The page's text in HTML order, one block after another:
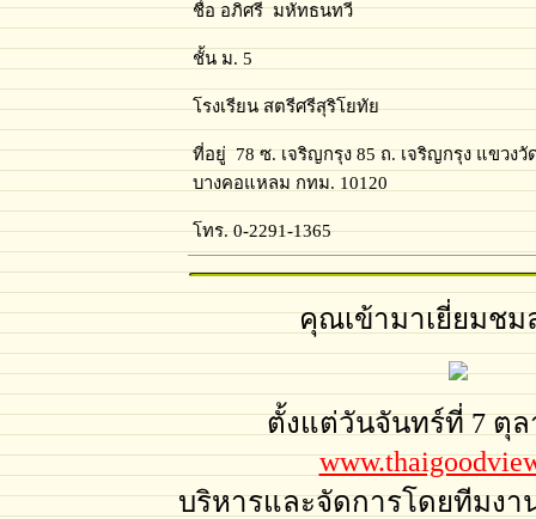
ชื่อ อภิศรี มหัทธนทวี
ชั้น ม. 5
โรงเรียน สตรีศรีสุริโยทัย
ที่อยู่ 78 ซ. เจริญกรุง 85 ถ. เจริญกรุง แขวงวั
บางคอแหลม กทม. 10120
โทร. 0-2291-1365
คุณเข้ามาเยี่ยมช
ตั้งแต่วันจันทร์ที่ 7 ตุล
บริหารและจัดการโดยทีมง